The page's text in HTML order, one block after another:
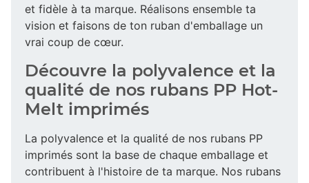
et fidèle à ta marque. Réalisons ensemble ta
vision et faisons de ton ruban d'emballage un
vrai coup de cœur.
Découvre la polyvalence et la
qualité de nos rubans PP Hot-
Melt imprimés
La polyvalence et la qualité de nos rubans PP
imprimés sont la base de chaque emballage et
contribuent à l'histoire de ta marque. Nos rubans